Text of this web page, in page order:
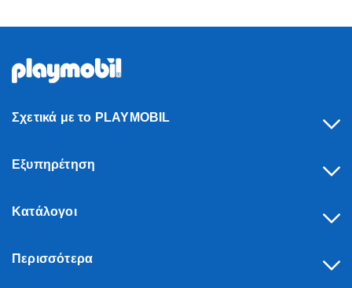
Σχετικά με το PLAYMOBIL
Εξυπηρέτηση
Κατάλογοι
Περισσότερα